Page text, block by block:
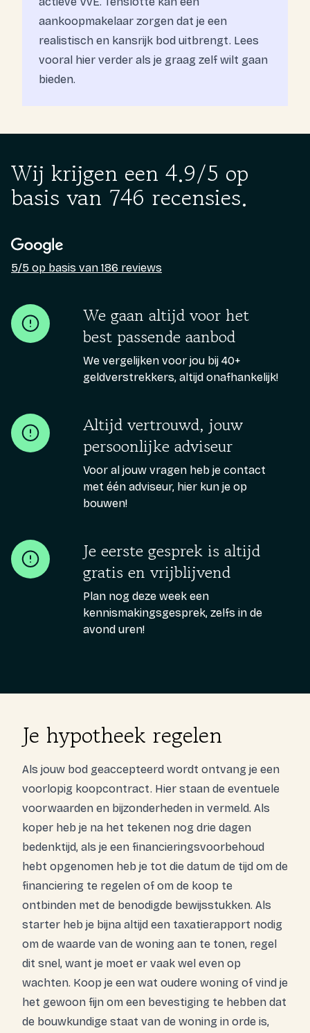
aankoopmakelaar zorgen dat je een
realistisch en kansrijk bod uitbrengt. Lees
vooral hier verder als je graag zelf wilt gaan
bieden.
Wij krijgen een 4.9/5 op
basis van 746 recensies.
5/5 op basis van 186 reviews
We gaan altijd voor het
best passende aanbod
We vergelijken voor jou bij 40+
geldverstrekkers, altijd onafhankelijk!
Altijd vertrouwd, jouw
persoonlijke adviseur
Voor al jouw vragen heb je contact
met één adviseur, hier kun je op
bouwen!
Je eerste gesprek is altijd
gratis en vrijblijvend
Plan nog deze week een
kennismakingsgesprek, zelfs in de
avond uren!
Je hypotheek regelen
Als jouw bod geaccepteerd wordt ontvang je een
voorlopig koopcontract. Hier staan de eventuele
voorwaarden en bijzonderheden in vermeld. Als
koper heb je na het tekenen nog drie dagen
bedenktijd, als je een financieringsvoorbehoud
hebt opgenomen heb je tot die datum de tijd om de
financiering te regelen of om de koop te
ontbinden met de benodigde bewijsstukken. Als
starter heb je bijna altijd een taxatierapport nodig
om de waarde van de woning aan te tonen, regel
dit snel, want je moet er vaak wel even op
wachten. Koop je een wat oudere woning of vind je
het gewoon fijn om een bevestiging te hebben dat
de bouwkundige staat van de woning in orde is,